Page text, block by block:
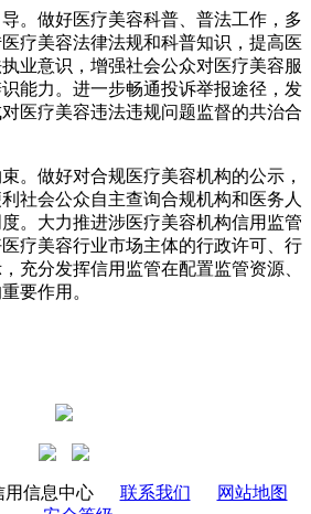
导。做好医疗美容科普、普法工作，多
疗美容法律法规和科普知识，提高医
业意识，增强社会公众对医疗美容服
能力。进一步畅通投诉举报途径，发
医疗美容违法违规问题监督的共治合
束。做好对合规医疗美容机构的公示，
社会公众自主查询合规机构和医务人
。大力推进涉医疗美容机构信用监管
疗美容行业市场主体的行政许可、行
充分发挥信用监管在配置监管资源、
要作用。
用信息中心 联系我们
网站地图